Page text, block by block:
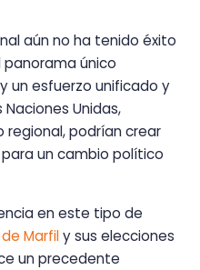
aún no ha tenido éxito
panorama único
un esfuerzo unificado y
Unidas,
regional, podrían crear
un cambio político
en este tipo de
Marfily sus elecciones
un precedente